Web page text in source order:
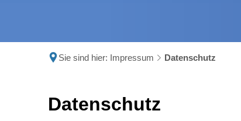
Sie sind hier: Impressum Datenschutz
Datenschutz